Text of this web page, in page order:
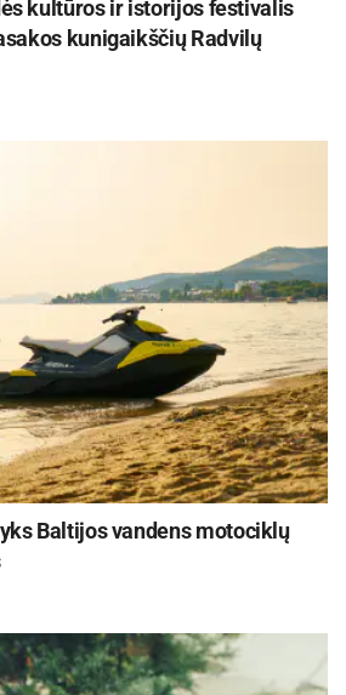
kultūros ir istorijos festivalis
kunigaikščių Radvilų
Baltijos vandens motociklų